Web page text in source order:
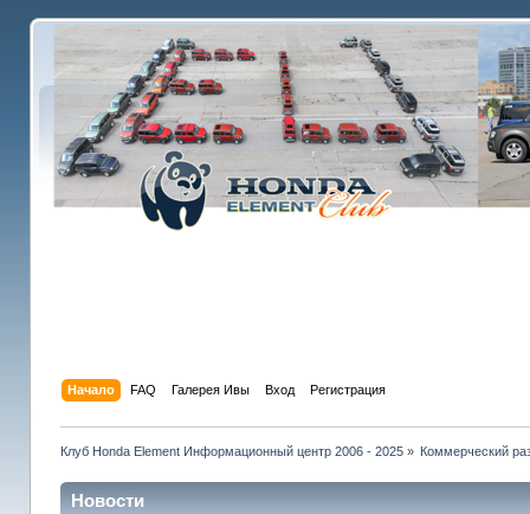
Начало FAQ Галерея Ивы Вход Регистрация
Клуб Honda Element Информационный центр 2006 - 2025» Коммерческий
Новости